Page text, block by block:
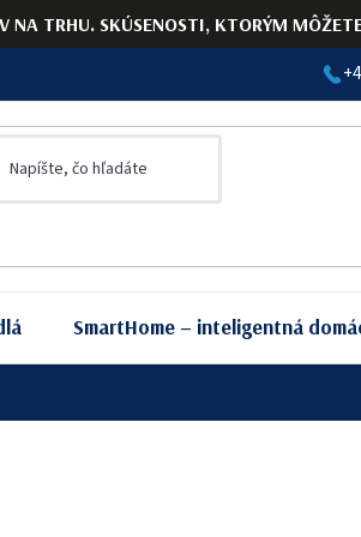
NA TRHU. SKÚSENOSTI, KTORÝM
SmartHome – inteligentná